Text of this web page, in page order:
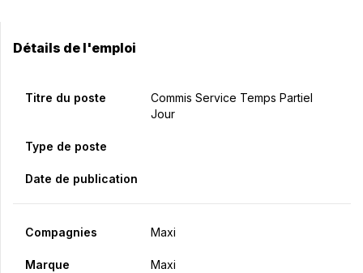
Détails de l'emploi
Titre du poste
Commis Service Temps Partiel
Jour
Type de poste
Date de publication
Compagnies Maxi
Marque Maxi